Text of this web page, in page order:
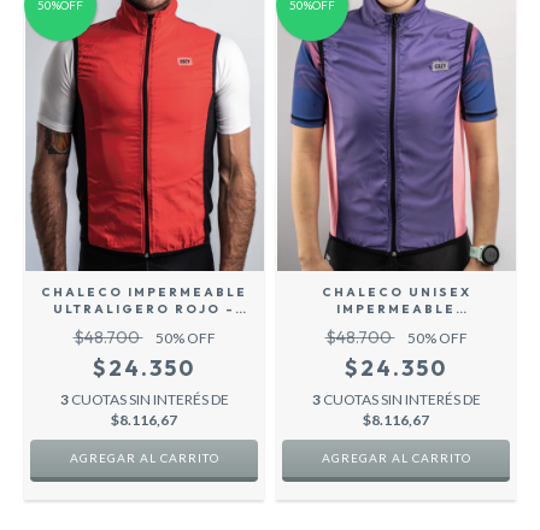
50%OFF
CHALECO IMPERMEABLE
ULTRALIGERO ROJO -
$48.700 50% OFF
$24.350
3 CUOTAS SIN INTERÉS DE
$8.116,67
AGREGAR AL CARRITO
50%OFF
CHALECO UNISEX
IMPERMEABLE
ULTRALIGERO VIOLETA -
COZY SPORT
$48.700 50% OFF
$24.350
3 CUOTAS SIN INTERÉS DE
$8.116,67
AGREGAR AL CARRITO